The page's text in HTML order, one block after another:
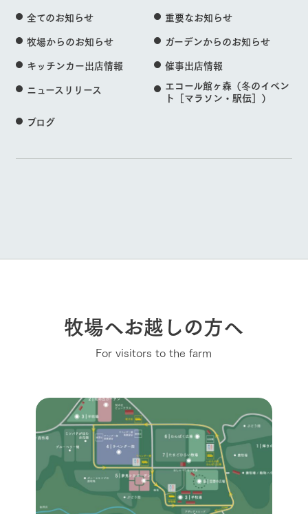
全てのお知らせ
重要なお知らせ
牧場からのお知らせ
ガーデンからのお知らせ
キッチンカー出店情報
催事出店情報
ニュースリリース
エコール館ヶ森（冬のイベン
ト［マラソン・駅伝］）
ブログ
牧場へお越しの方へ
For visitors to the farm